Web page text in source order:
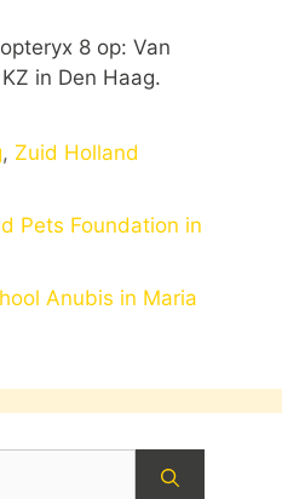
8 op: Van
in Den Haag.
, Zuid Holland
Pets Foundation in
Anubis in Maria